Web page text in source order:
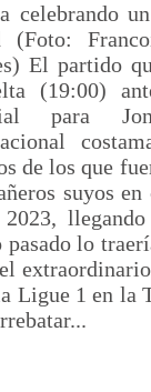
celebrando
(Foto:
El partido
(19:00)
para
de los que
suyos
lo
Ligue 1 en la